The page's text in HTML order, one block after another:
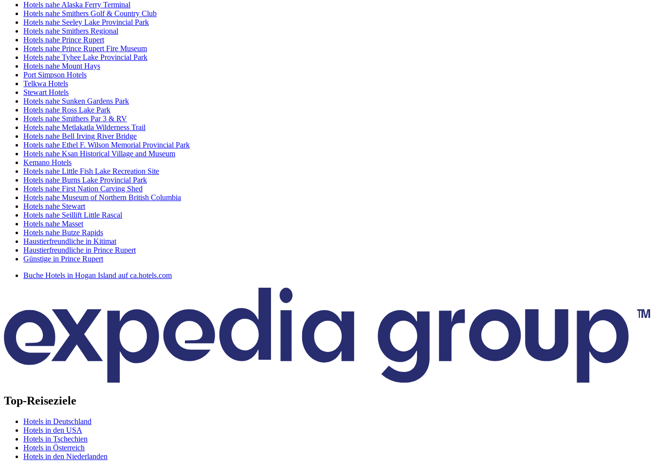
Hotels nahe Alaska Ferry Terminal
Hotels nahe Smithers Golf & Country Club
Hotels nahe Seeley Lake Provincial Park
Hotels nahe Smithers Regional
Hotels nahe Prince Rupert
Hotels nahe Prince Rupert Fire Museum
Hotels nahe Tyhee Lake Provincial Park
Hotels nahe Mount Hays
Port Simpson Hotels
Telkwa Hotels
Stewart Hotels
Hotels nahe Sunken Gardens Park
Hotels nahe Ross Lake Park
Hotels nahe Smithers Par 3 & RV
Hotels nahe Metlakatla Wilderness Trail
Hotels nahe Bell Irving River Bridge
Hotels nahe Ethel F. Wilson Memorial Provincial Park
Hotels nahe Ksan Historical Village and Museum
Kemano Hotels
Hotels nahe Little Fish Lake Recreation Site
Hotels nahe Burns Lake Provincial Park
Hotels nahe First Nation Carving Shed
Hotels nahe Museum of Northern British Columbia
Hotels nahe Stewart
Hotels nahe Seillift Little Rascal
Hotels nahe Masset
Hotels nahe Butze Rapids
Haustierfreundliche in Kitimat
Haustierfreundliche in Prince Rupert
Günstige in Prince Rupert
Buche Hotels in Hogan Island auf ca.hotels.com
Top-Reiseziele
Hotels in Deutschland
Hotels in den USA
Hotels in Tschechien
Hotels in Österreich
Hotels in den Niederlanden